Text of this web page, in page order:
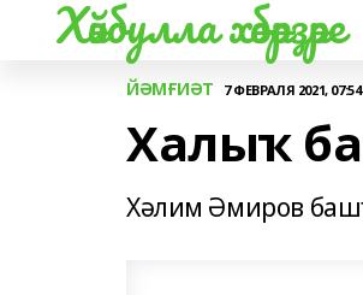
Хәйбулла хәбәрҙәре
ЙӘМҒИӘТ 7 ФЕВРАЛЯ 2021, 07:54
Халыҡ
Хәлим Әмиров